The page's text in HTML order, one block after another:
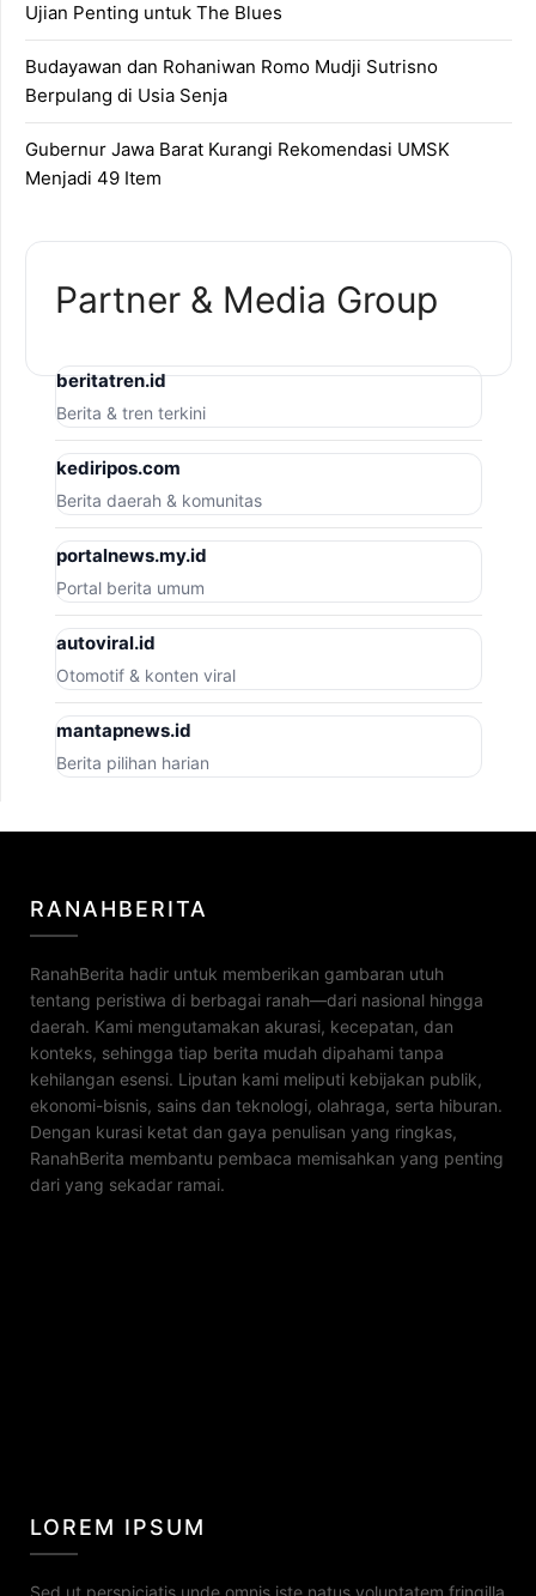
Ujian Penting untuk The Blues
Budayawan dan Rohaniwan Romo Mudji Sutrisno
Berpulang di Usia Senja
Gubernur Jawa Barat Kurangi Rekomendasi UMSK
Menjadi 49 Item
Partner & Media Group
beritatren.id
Berita & tren terkini
kediripos.com
Berita daerah & komunitas
portalnews.my.id
Portal berita umum
autoviral.id
Otomotif & konten viral
mantapnews.id
Berita pilihan harian
RANAHBERITA
RanahBerita hadir untuk memberikan gambaran utuh
tentang peristiwa di berbagai ranah—dari nasional hingga
daerah. Kami mengutamakan akurasi, kecepatan, dan
konteks, sehingga tiap berita mudah dipahami tanpa
kehilangan esensi. Liputan kami meliputi kebijakan publik,
ekonomi-bisnis, sains dan teknologi, olahraga, serta hiburan.
Dengan kurasi ketat dan gaya penulisan yang ringkas,
RanahBerita membantu pembaca memisahkan yang penting
dari yang sekadar ramai.
LOREM IPSUM
Sed ut perspiciatis unde omnis iste natus voluptatem fringilla